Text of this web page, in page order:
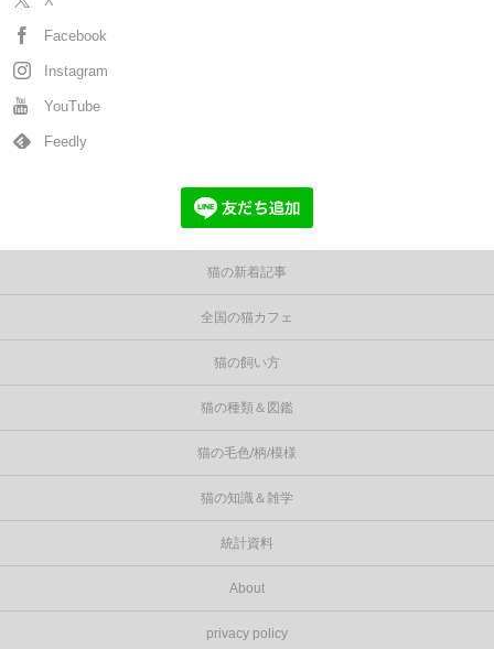
Facebook
Instagram
YouTube
Feedly
猫の新着記事
全国の猫カフェ
猫の飼い方
猫の種類＆図鑑
猫の毛色/柄/模様
猫の知識＆雑学
統計資料
About
privacy policy